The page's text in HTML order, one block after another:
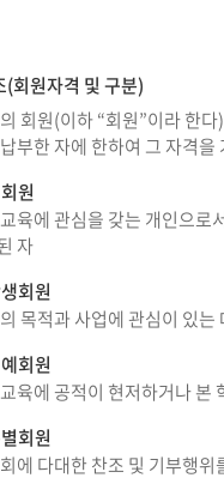
(회원자격 및 구분)
회원(이하 “회원”이라 한
부한 자에 한하여 그 자격
원
육에 관심을 갖는 개인으로
자
회원
목적과 사업에 관심이 있
회원
육에 공적이 현저하거나 본
회원
에 다대한 찬조 및 기부행